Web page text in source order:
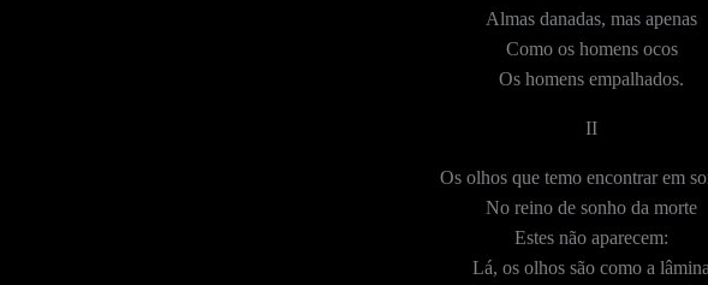
Almas danadas, mas apenas
Como os homens ocos
Os homens empalhados.
II
Os olhos que temo encontrar em
No reino de sonho da morte
Estes não aparecem:
Lá, os olhos são como a lâmina